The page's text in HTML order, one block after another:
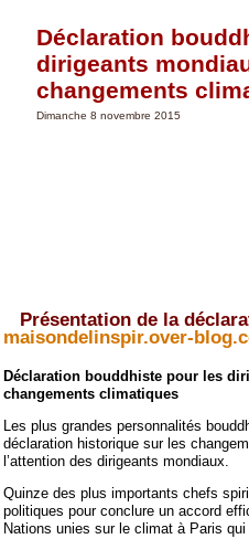
Déclaration
dirigeants
changements
Dimanche 8 novembre 2015
Présentation de la
maisondelinspir.over-
Déclaration bouddhiste pour les
changements climatiques
Les plus grandes personnalités
déclaration historique sur les
l’attention des dirigeants mondiaux.
Quinze des plus importants chefs
politiques pour conclure un accord
Nations unies sur le climat à Paris